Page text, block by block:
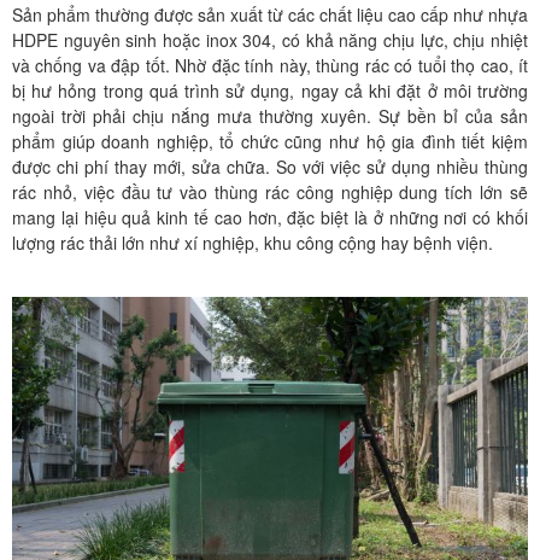
Sản phẩm thường được sản xuất từ các chất liệu cao cấp như nhựa
HDPE nguyên sinh hoặc inox 304, có khả năng chịu lực, chịu nhiệt
và chống va đập tốt. Nhờ đặc tính này, thùng rác có tuổi thọ cao, ít
bị hư hỏng trong quá trình sử dụng, ngay cả khi đặt ở môi trường
ngoài trời phải chịu nắng mưa thường xuyên. Sự bền bỉ của sản
phẩm giúp doanh nghiệp, tổ chức cũng như hộ gia đình tiết kiệm
được chi phí thay mới, sửa chữa. So với việc sử dụng nhiều thùng
rác nhỏ, việc đầu tư vào thùng rác công nghiệp dung tích lớn sẽ
mang lại hiệu quả kinh tế cao hơn, đặc biệt là ở những nơi có khối
lượng rác thải lớn như xí nghiệp, khu công cộng hay bệnh viện.